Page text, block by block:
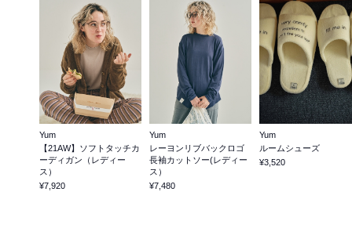
Yum
【21AW】ソフトタッチカ
ーディガン（レディー
ス）
¥7,920
Yum
レーヨンリブバックロゴ
長袖カットソー(レディー
ス）
¥7,480
Yum
ルームシューズ
¥3,520